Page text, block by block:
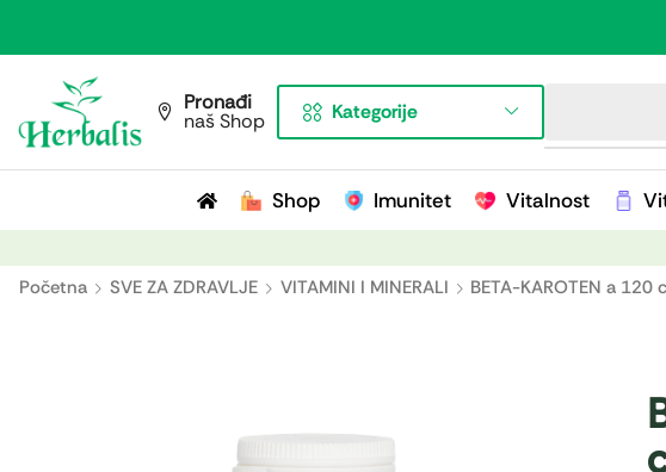
Pronađi
naš Shop Kategorije
Shop Imunitet Vitalnost
Početna SVE ZA ZDRAVLJE VITAMINI I MINERALI BETA-KAROTEN a 120